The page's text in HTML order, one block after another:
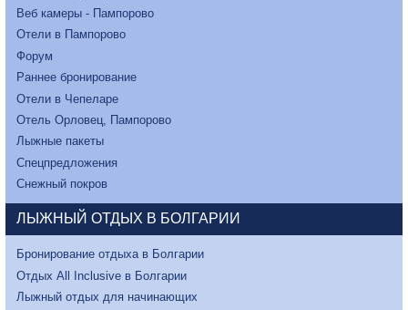
Веб камеры - Пампорово
Отели в Пампорово
Форум
Раннее бронирование
Отели в Чепеларе
Отель Орловец, Пампорово
Лыжные пакеты
Спецпредложения
Снежный покров
ЛЫЖНЫЙ ОТДЫХ В БОЛГАРИИ
Бронирование отдыха в Болгарии
Отдых All Inclusive в Болгарии
Лыжный отдых для начинающих